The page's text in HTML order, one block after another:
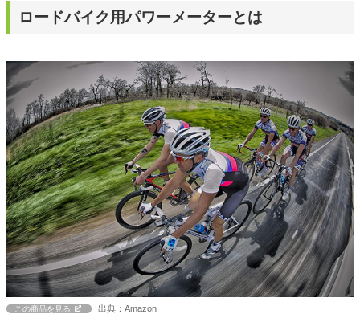
ロードバイク用パワーメーターとは
この商品を見る 出典：Amazon